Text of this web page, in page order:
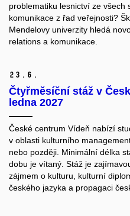
problematiku lesnictví ze
komunikace z řad veřejnosti?
Mendelovy univerzity hledá
relations a komunikace.
23. 6.
Čtyřměsíční stáž v
ledna 2027
České centrum Vídeň nabízí
v oblasti kulturního
nebo později. Minimální délka
dobu je vítaný. Stáž je
zájmem o kulturu, kulturní
českého jazyka a propagaci